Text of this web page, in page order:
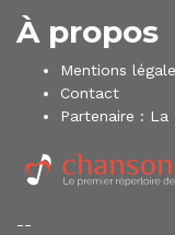
À propos
Mentions
Contact
Partenaire : La
--